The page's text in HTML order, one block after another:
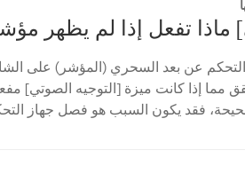
عن بعد السحري (المؤشر) على
مما إذا كانت ميزة [التوجيه الصوتي]
صحيحة، فقد يكون السبب هو فصل جهاز